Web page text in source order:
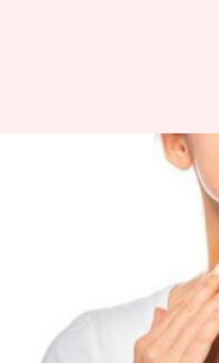
தைராய்டு
மாதம்: